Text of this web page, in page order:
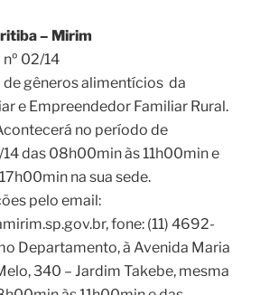
– Mirim
02/14
de gêneros alimentícios da
e Empreendedor Familiar Rural.
no período de
das 08h00min às 11h00min e
na sua sede.
pelo email:
fone: (11) 4692-
Departamento, à Avenida Maria
340 – Jardim Takebe, mesma